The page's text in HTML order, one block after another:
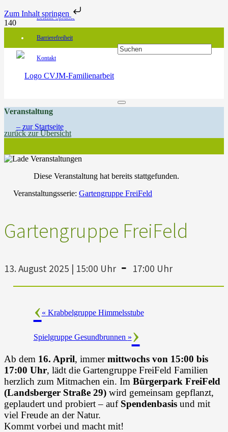
Zum Inhalt springen
Leichte Sprache
Barrierefreiheit
Kontakt
Veranstaltung
zurück zur Übersicht
Diese Veranstaltung hat bereits stattgefunden.
Veranstaltungsserie: Gartengruppe FreiFeld
Gartengruppe FreiFeld
13. August 2025 | 15:00 Uhr - 17:00 Uhr
« Krabbelgruppe Himmelsstube
Spielgruppe Gesundbrunnen »
Ab dem 16. April, immermittwochs von 15:00 bis
17:00 Uhr, lädt die Gartengruppe FreiFeld Familien
herzlich zum Mitmachen ein. Im Bürgerpark FreiFeld
(Landsberger Straße 29) wird gemeinsam gepflanzt,
geplaudert und probiert – auf Spendenbasis und mit
viel Freude an der Natur.
Kommt vorbei und macht mit!